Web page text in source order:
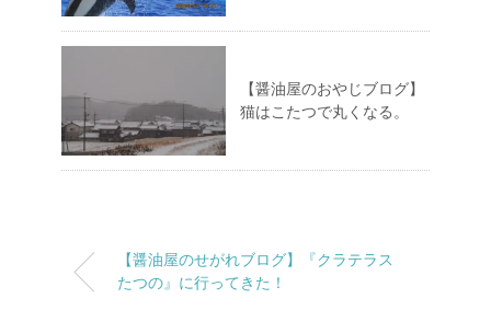
【醤油屋のおやじブログ】
猫はこたつで丸くなる。
【醤油屋のせがれブログ】『クラテラス
たつの』に行ってきた！